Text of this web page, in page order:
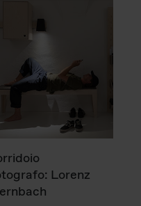
Lorenz